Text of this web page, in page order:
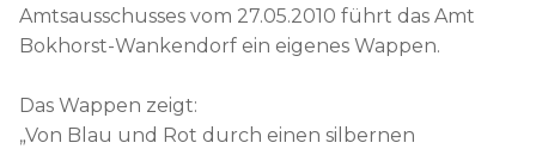
Amtsausschusses vom 27.05.2010 führt das Amt
Bokhorst-Wankendorf ein eigenes Wappen.
Das Wappen zeigt:
„Von Blau und Rot durch einen silbernen